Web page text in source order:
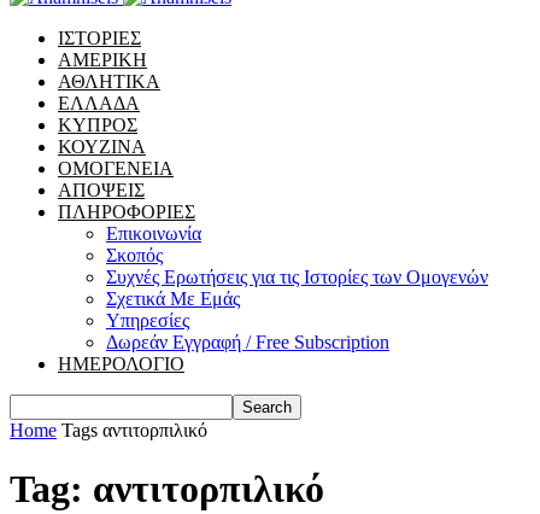
ΙΣΤΟΡΙΕΣ
ΑΜΕΡΙΚΗ
ΑΘΛΗΤΙΚΑ
ΕΛΛΑΔΑ
ΚΥΠΡΟΣ
ΚΟΥΖΙΝΑ
ΟΜΟΓΕΝΕΙΑ
ΑΠΟΨΕΙΣ
ΠΛΗΡΟΦΟΡΙΕΣ
Επικοινωνία
Σκοπός
Συχνές Ερωτήσεις για τις Ιστορίες των Ομογενών
Σχετικά Με Εμάς
Υπηρεσίες
Δωρεάν Εγγραφή / Free Subscription
ΗΜΕΡΟΛΟΓΙΟ
Home Tags αντιτορπιλικό
Tag: αντιτορπιλικό